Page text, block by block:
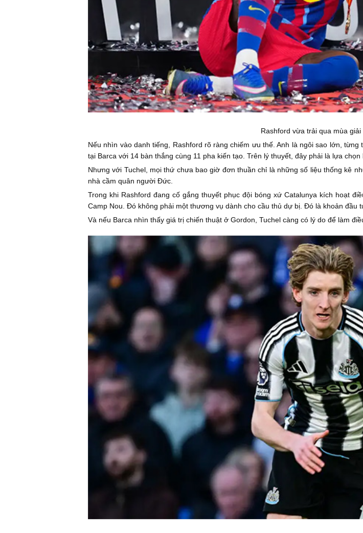
Rashford vừa trải qua mùa giải
Nếu nhìn vào danh tiếng, Rashford rõ ràng chiếm ưu thế. Anh là ngôi sao lớn,
tại Barca với 14 bàn thắng cùng 11 pha kiến tạo. Trên lý thuyết, đây phải là lựa chọn
Nhưng với Tuchel, mọi thứ chưa bao giờ đơn thuần chỉ là những số liệu thống kê
nhà cầm quân người Đức.
Trong khi Rashford đang cố gắng thuyết phục đội bóng xứ Catalunya kích hoạt
Camp Nou. Đó không phải một thương vụ dành cho cầu thủ dự bị. Đó là khoản
Và nếu Barca nhìn thấy giá trị chiến thuật ở Gordon, Tuchel càng có lý do để làm